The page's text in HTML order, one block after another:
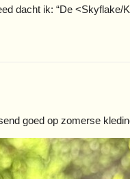
dacht ik: “De <Skyflake/
goed op zomerse